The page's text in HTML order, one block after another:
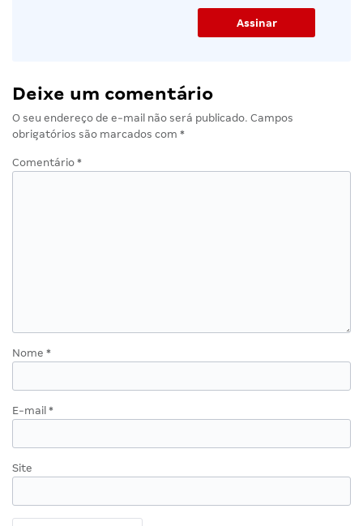
Deixe um comentário
O seu endereço de e-mail não será publicado. Campos
obrigatórios são marcados com *
Comentário *
Nome *
E-mail *
Site